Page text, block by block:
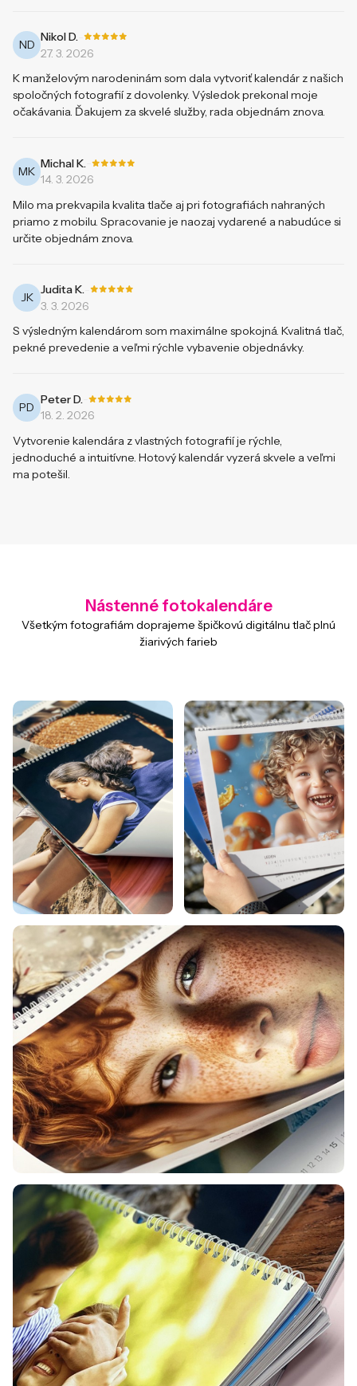
ND
Nikol D.
27. 3. 2026
K manželovým narodeninám som dala vytvoriť kalendár z našich
spoločných fotografií z dovolenky. Výsledok prekonal moje
očakávania. Ďakujem za skvelé služby, rada objednám znova.
MK
Michal K.
14. 3. 2026
Milo ma prekvapila kvalita tlače aj pri fotografiách nahraných
priamo z mobilu. Spracovanie je naozaj vydarené a nabudúce si
určite objednám znova.
JK
Judita K.
3. 3. 2026
S výsledným kalendárom som maximálne spokojná. Kvalitná tlač,
pekné prevedenie a veľmi rýchle vybavenie objednávky.
PD
Peter D.
18. 2. 2026
Vytvorenie kalendára z vlastných fotografií je rýchle,
jednoduché a intuitívne. Hotový kalendár vyzerá skvele a veľmi
ma potešil.
Nástenné fotokalendáre
Všetkým fotografiám doprajeme špičkovú digitálnu tlač plnú
žiarivých farieb